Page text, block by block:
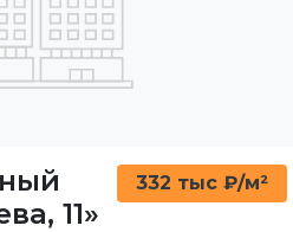
11»
332 тыс ₽/м²